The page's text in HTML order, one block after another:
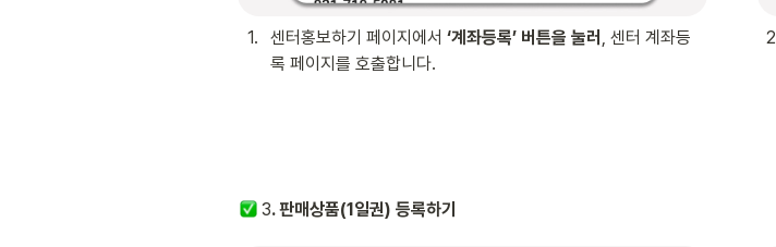
1. 센터홍보하기 페이지에서 ‘계좌등록’ 버튼을 눌러 , 센터 계좌등
록 페이지를 호출합니다.
2
3. 판매상품(1일권) 등록하기